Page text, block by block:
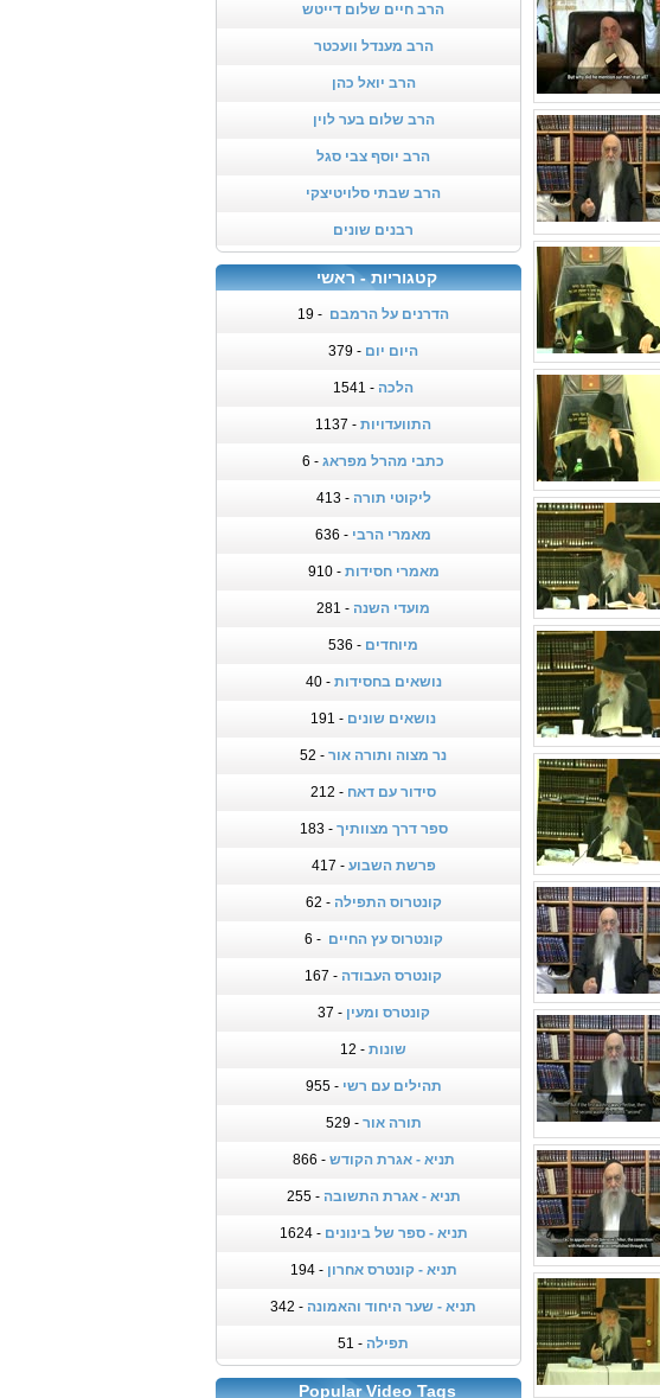
הרב חיים שלום דייטש
הרב מענדל וועכטר
הרב יואל כהן
הרב שלום בער לוין
הרב יוסף צבי סגל
הרב שבתי סלויטיצקי
רבנים שונים
קטגוריות - ראשי
הדרנים על הרמבם - 19
היום יום - 379
הלכה - 1541
התוועדויות - 1137
כתבי מהרל מפראג - 6
ליקוטי תורה - 413
מאמרי הרבי - 636
מאמרי חסידות - 910
מועדי השנה - 281
מיוחדים - 536
נושאים בחסידות - 40
נושאים שונים - 191
נר מצוה ותורה אור - 52
סידור עם דאח - 212
ספר דרך מצוותיך - 183
פרשת השבוע - 417
קונטרוס התפילה - 62
קונטרוס עץ החיים - 6
קונטרס העבודה - 167
קונטרס ומעין - 37
שונות - 12
תהילים עם רשי - 955
תורה אור - 529
תניא - אגרת הקודש - 866
תניא - אגרת התשובה - 255
תניא - ספר של בינונים - 1624
תניא - קונטרס אחרון - 194
תניא - שער היחוד והאמונה - 342
תפילה - 51
Popular Video Tags